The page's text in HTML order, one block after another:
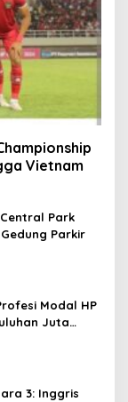
Vietnam
Park
Parkir
Modal HP
Juta
3: Inggris